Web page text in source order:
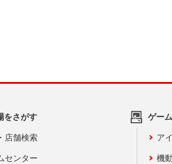
をさがす
店舗検索
センター
ゲー
ア
機